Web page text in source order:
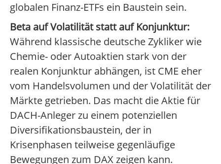
globalen Finanz-ETFs ein Baustein sein.
Beta auf Volatilität statt auf Konjunktur:
Während klassische deutsche Zykliker wie
Chemie- oder Autoaktien stark von der
realen Konjunktur abhängen, ist CME eher
vom Handelsvolumen und der Volatilität der
Märkte getrieben. Das macht die Aktie für
DACH-Anleger zu einem potenziellen
Diversifikationsbaustein, der in
Krisenphasen teilweise gegenläufige
Bewegungen zum DAX zeigen kann.